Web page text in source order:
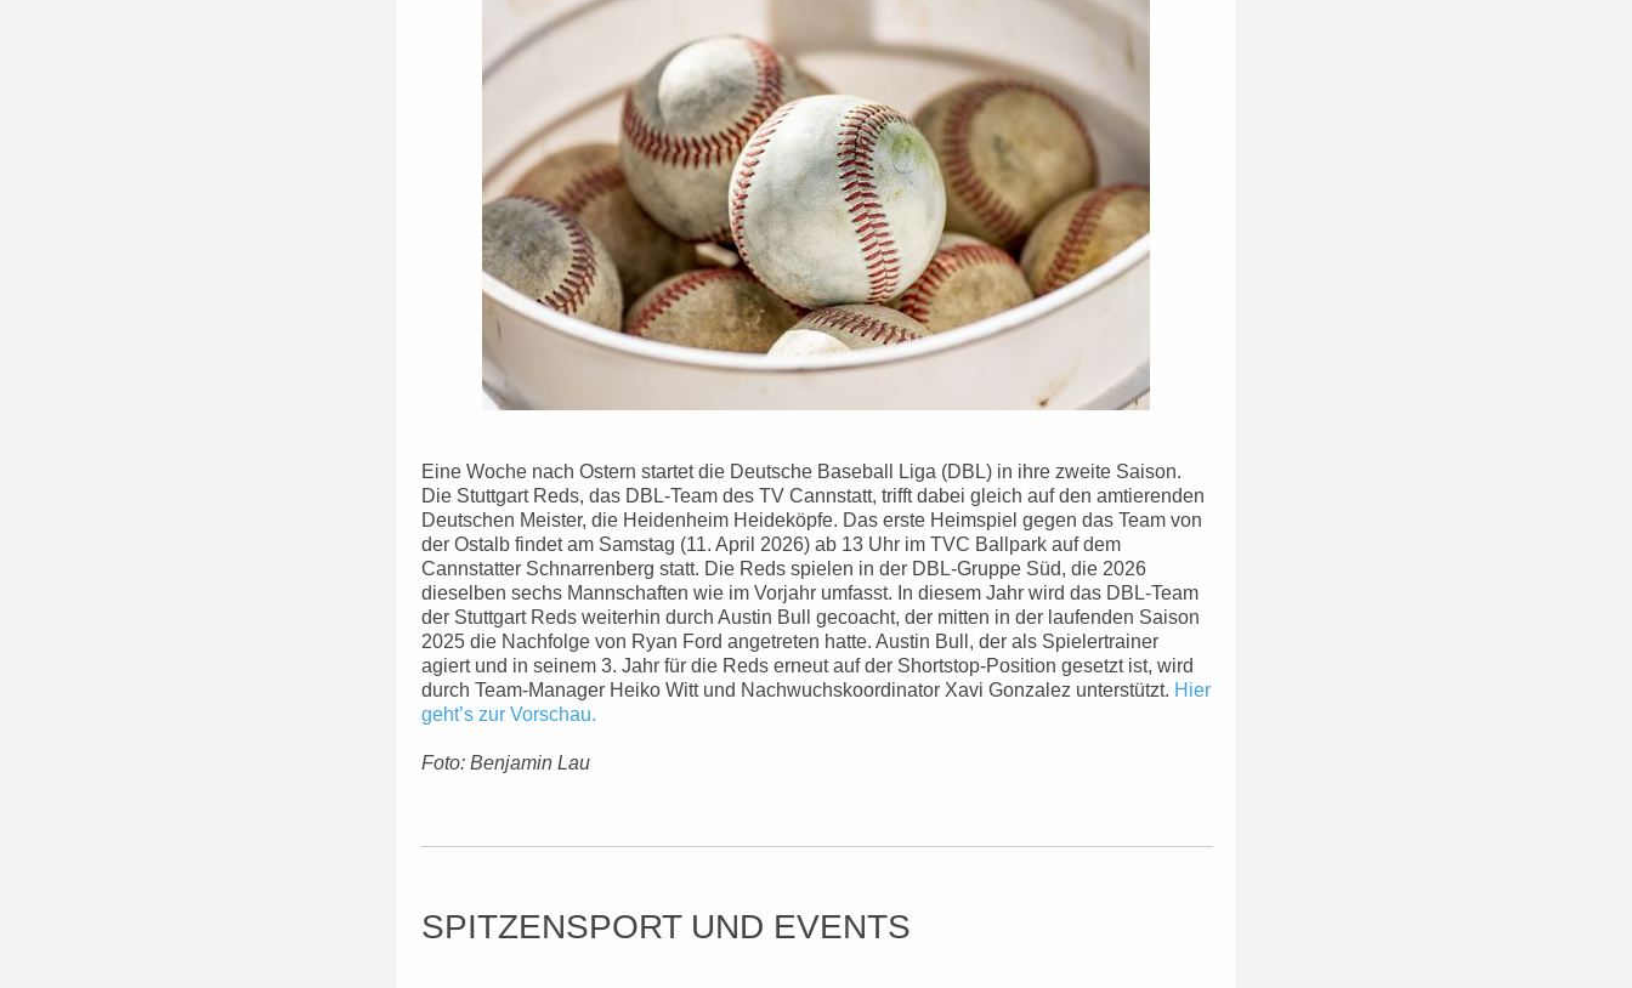
Eine Woche nach Ostern startet die Deutsche Baseball Liga (DBL) in ihre zweite Saison.
Die Stuttgart Reds, das DBL-Team des TV Cannstatt, trifft dabei gleich auf den amtierenden
Deutschen Meister, die Heidenheim Heideköpfe. Das erste Heimspiel gegen das Team von
der Ostalb findet am Samstag (11. April 2026) ab 13 Uhr im TVC Ballpark auf dem
Cannstatter Schnarrenberg statt. Die Reds spielen in der DBL-Gruppe Süd, die 2026
dieselben sechs Mannschaften wie im Vorjahr umfasst. In diesem Jahr wird das DBL-Team
der Stuttgart Reds weiterhin durch Austin Bull gecoacht, der mitten in der laufenden Saison
2025 die Nachfolge von Ryan Ford angetreten hatte. Austin Bull, der als Spielertrainer
agiert und in seinem 3. Jahr für die Reds erneut auf der Shortstop-Position gesetzt ist, wird
durch Team-Manager Heiko Witt und Nachwuchskoordinator Xavi Gonzalez unterstützt. Hier
geht’s zur Vorschau.
Foto: Benjamin Lau
SPITZENSPORT UND EVENTS